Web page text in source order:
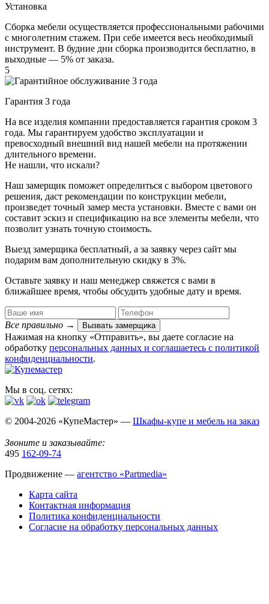
Установка
Сборка мебели осуществляется профессиональными рабочими
с многолетним стажем. При себе имеется весь необходимый
инструмент. В будние дни сборка производится бесплатно, в
выходные — 5% от заказа.
5
Гарантия 3 года
На все изделия компании предоставляется гарантия сроком 3
года. Мы гарантируем удобство эксплуатации и
превосходный внешний вид нашей мебели на протяжении
длительного времени.
Не нашли, что искали?
Наш замерщик поможет определиться с выбором цветового
решения, даст рекомендации по конструкции мебели,
произведет точный замер места установки. Вместе с вами он
составит эскиз и спецификацию на все элементы мебели, что
позволит узнать точную стоимость.
Выезд замерщика бесплатный, а за заявку через сайт мы
подарим вам дополнительную скидку в 3%.
Оставьте заявку и наш менеджер свяжется с вами в
ближайшее время, чтобы обсудить удобные дату и время.
Все правильно → Вызвать замерщика
Нажимая на кнопку «Отправить», вы даете согласие на
обработку персональных данных​ и соглашаетесь c политикой
конфиденциальности.
Мы в соц. сетях:
© 2004-2026 «КупеМастер» — Шкафы-купе и мебель на заказ
Звоните и заказывайте:
495 162-09-74
Продвижение — агентство «Partmedia»
Карта сайта
Контактная информация
Политика конфиденциальности
Согласие на обработку персональных данных